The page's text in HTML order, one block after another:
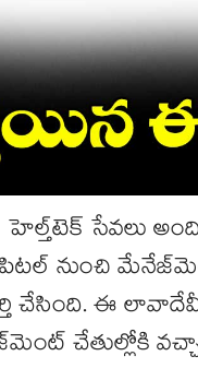
​సేవలు
నుంచి
చేసింది. ఈ
చేతుల్లోకి